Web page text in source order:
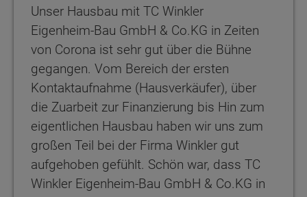
Unser Hausbau mit TC Winkler
Eigenheim-Bau GmbH & Co.KG in Zeiten
von Corona ist sehr gut über die Bühne
gegangen. Vom Bereich der ersten
Kontaktaufnahme (Hausverkäufer), über
die Zuarbeit zur Finanzierung bis Hin zum
eigentlichen Hausbau haben wir uns zum
großen Teil bei der Firma Winkler gut
aufgehoben gefühlt. Schön war, dass TC
Winkler Eigenheim-Bau GmbH & Co.KG in